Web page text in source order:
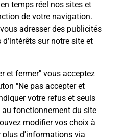
temps réel nos sites et
de votre navigation.
adresser des publicités
sur notre site et
et fermer" vous acceptez
"Ne pas accepter et
votre refus et seuls
au fonctionnement du site
modifier vos choix à
d'informations via
pas cher proche
notre offre de
dans vos bureaux de
DE CHAMPAGNE